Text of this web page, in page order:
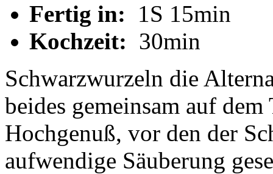
Fertig in:
1S 15min
Kochzeit: 30min
Schwarzwurzeln die
beides gemeinsam auf
Hochgenuß, vor den der
aufwendige Säuberung